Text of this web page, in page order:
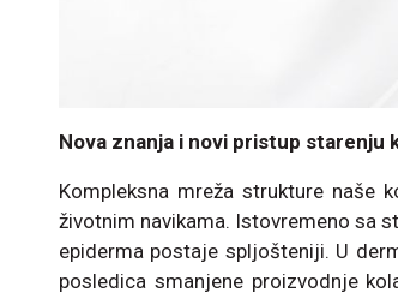
Nova znanja i novi pristup starenju
Kompleksna mreža strukture naše
životnim navikama. Istovremeno sa
epiderma postaje spljošteniji. U
posledica smanjene proizvodnje